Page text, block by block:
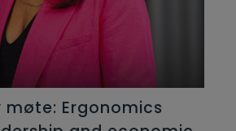
Ergonomics